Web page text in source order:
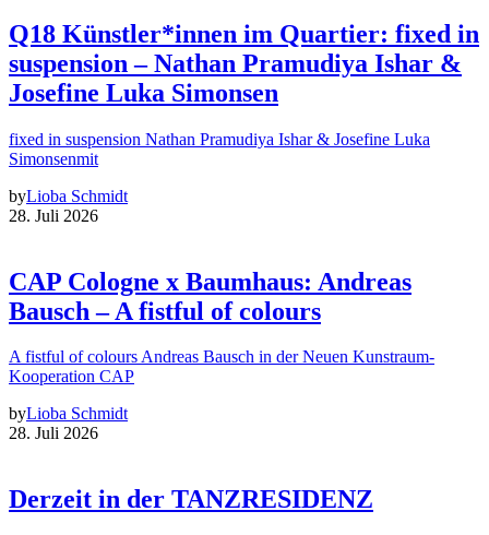
Q18 Künstler*innen im Quartier: fixed in
suspension – Nathan Pramudiya Ishar &
Josefine Luka Simonsen
fixed in suspension Nathan Pramudiya Ishar & Josefine Luka
Simonsenmit
byLioba Schmidt
28. Juli 2026
CAP Cologne x Baumhaus: Andreas
Bausch – A fistful of colours
A fistful of colours Andreas Bausch in der Neuen Kunstraum-
Kooperation CAP
byLioba Schmidt
28. Juli 2026
Derzeit in der TANZRESIDENZ